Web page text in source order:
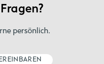
persönlich.